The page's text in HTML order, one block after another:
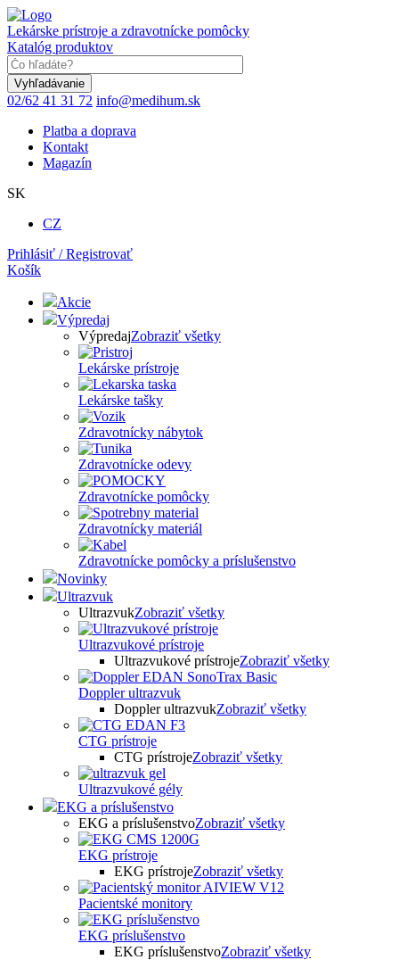
Skočiť
na
hlavný
obsah
Lekárske prístroje a zdravotnícke pomôcky
Katalóg produktov
02/62 41 31 72 info@medihum.sk
Platba a doprava
Kontakt
Magazín
SK
CZ
Prihlásiť / Registrovať
Košík
Akcie
Výpredaj
VýpredajZobraziť všetky
Lekárske prístroje
Lekárske tašky
Zdravotnícky nábytok
Zdravotnícke odevy
Zdravotnícke pomôcky
Zdravotnícky materiál
Zdravotnícke pomôcky a príslušenstvo
Novinky
Ultrazvuk
UltrazvukZobraziť všetky
Ultrazvukové prístroje
Ultrazvukové prístrojeZobraziť všetky
Doppler ultrazvuk
Doppler ultrazvukZobraziť všetky
CTG prístroje
CTG prístrojeZobraziť všetky
Ultrazvukové gély
EKG a príslušenstvo
EKG a príslušenstvoZobraziť všetky
EKG prístroje
EKG prístrojeZobraziť všetky
Pacientské monitory
EKG príslušenstvo
EKG príslušenstvoZobraziť všetky